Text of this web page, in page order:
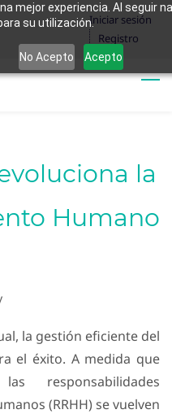
mejor experiencia. Al seguir
su utilización.
No Acepto Acepto
Iniciar sesión
Registro
la
Humano
la gestión eficiente del
el éxito. A medida que
responsabilidades
(RRHH) se vuelven